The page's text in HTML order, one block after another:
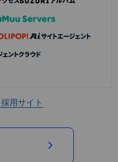
採用サイト